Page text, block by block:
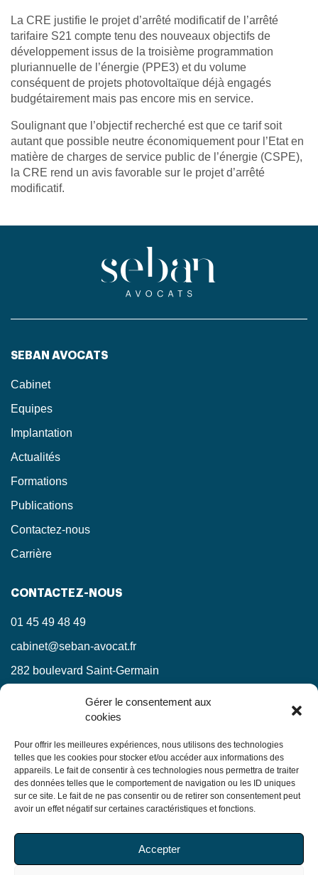
Gérer le consentement aux
cookies
Pour offrir les meilleures expériences, nous utilisons des technologies
telles que les cookies pour stocker et/ou accéder aux informations des
appareils. Le fait de consentir à ces technologies nous permettra de traiter
des données telles que le comportement de navigation ou les ID uniques
sur ce site. Le fait de ne pas consentir ou de retirer son consentement peut
avoir un effet négatif sur certaines caractéristiques et fonctions.
Accepter
La CRE justifie le projet d’arrêté modificatif de l’arrêté
tarifaire S21 compte tenu des nouveaux objectifs de
développement issus de la troisième programmation
pluriannuelle de l’énergie (PPE3) et du volume
conséquent de projets photovoltaïque déjà engagés
budgétairement mais pas encore mis en service.
Soulignant que l’objectif recherché est que ce tarif soit
autant que possible neutre économiquement pour l’Etat en
matière de charges de service public de l’énergie (CSPE),
la CRE rend un avis favorable sur le projet d’arrêté
modificatif.
SEBAN AVOCATS
Cabinet
Equipes
Implantation
Actualités
Formations
Publications
Contactez-nous
Carrière
CONTACTEZ-NOUS
01 45 49 48 49
cabinet@seban-avocat.fr
282 boulevard Saint-Germain
RESTEZ INFORMÉS !
Ne manquez pas nos actualités juridiques.
En soumettant ce formulaire, j’accepte que mes
informations soient utilisées exclusivement dans le cadre